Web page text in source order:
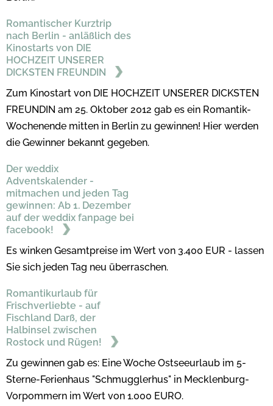
Romantischer Kurztrip
nach Berlin - anläßlich des
Kinostarts von DIE
HOCHZEIT UNSERER
DICKSTEN FREUNDIN
Zum Kinostart von DIE HOCHZEIT UNSERER DICKSTEN
FREUNDIN am 25. Oktober 2012 gab es ein Romantik-
Wochenende mitten in Berlin zu gewinnen! Hier werden
die Gewinner bekannt gegeben.
Der weddix
Adventskalender -
mitmachen und jeden Tag
gewinnen: Ab 1. Dezember
auf der weddix fanpage bei
facebook!
Es winken Gesamtpreise im Wert von 3.400 EUR - lassen
Sie sich jeden Tag neu überraschen.
Romantikurlaub für
Frischverliebte - auf
Fischland Darß, der
Halbinsel zwischen
Rostock und Rügen!
Zu gewinnen gab es: Eine Woche Ostseeurlaub im 5-
Sterne-Ferienhaus "Schmugglerhus" in Mecklenburg-
Vorpommern im Wert von 1.000 EURO.